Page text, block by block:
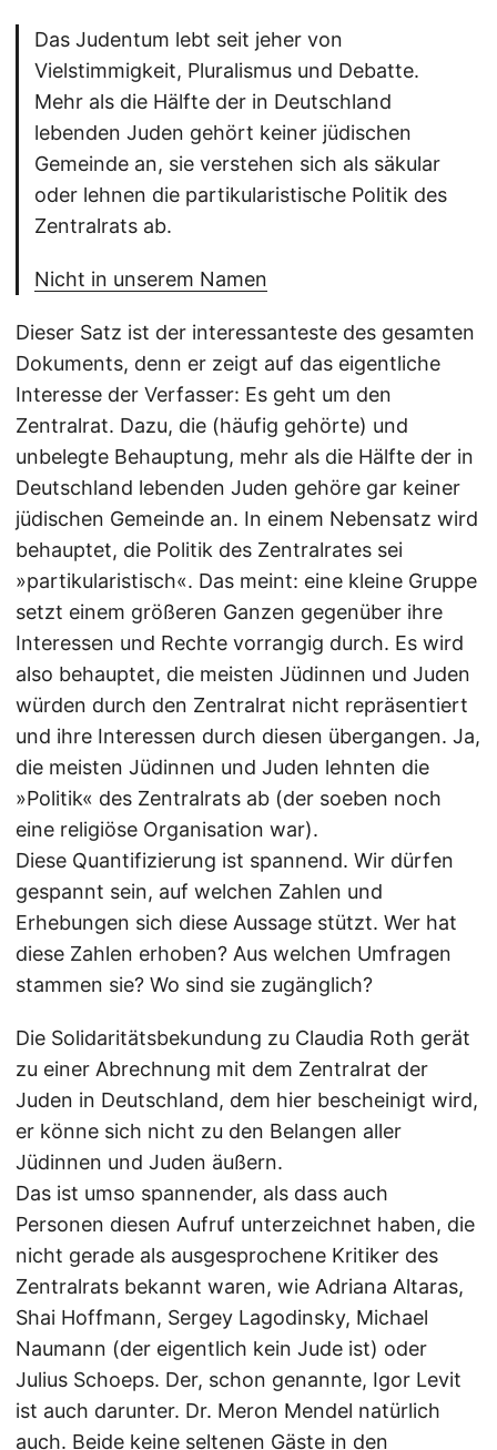
Das Judentum lebt seit jeher von
Vielstimmigkeit, Pluralismus und Debatte.
Mehr als die Hälfte der in Deutschland
lebenden Juden gehört keiner jüdischen
Gemeinde an, sie verstehen sich als säkular
oder lehnen die partikularistische Politik des
Zentralrats ab.
Nicht in unserem Namen
Dieser Satz ist der interessanteste des gesamten
Dokuments, denn er zeigt auf das eigentliche
Interesse der Verfasser: Es geht um den
Zentralrat. Dazu, die (häufig gehörte) und
unbelegte Behauptung, mehr als die Hälfte der in
Deutschland lebenden Juden gehöre gar keiner
jüdischen Gemeinde an. In einem Nebensatz wird
behauptet, die Politik des Zentralrates sei
»partikularistisch«. Das meint: eine kleine Gruppe
setzt einem größeren Ganzen gegenüber ihre
Interessen und Rechte vorrangig durch. Es wird
also behauptet, die meisten Jüdinnen und Juden
würden durch den Zentralrat nicht repräsentiert
und ihre Interessen durch diesen übergangen. Ja,
die meisten Jüdinnen und Juden lehnten die
»Politik« des Zentralrats ab (der soeben noch
eine religiöse Organisation war).
Diese Quantifizierung ist spannend. Wir dürfen
gespannt sein, auf welchen Zahlen und
Erhebungen sich diese Aussage stützt. Wer hat
diese Zahlen erhoben? Aus welchen Umfragen
stammen sie? Wo sind sie zugänglich?
Die Solidaritätsbekundung zu Claudia Roth gerät
zu einer Abrechnung mit dem Zentralrat der
Juden in Deutschland, dem hier bescheinigt wird,
er könne sich nicht zu den Belangen aller
Jüdinnen und Juden äußern.
Das ist umso spannender, als dass auch
Personen diesen Aufruf unterzeichnet haben, die
nicht gerade als ausgesprochene Kritiker des
Zentralrats bekannt waren, wie Adriana Altaras,
Shai Hoffmann, Sergey Lagodinsky, Michael
Naumann (der eigentlich kein Jude ist) oder
Julius Schoeps. Der, schon genannte, Igor Levit
ist auch darunter. Dr. Meron Mendel natürlich
auch. Beide keine seltenen Gäste in den